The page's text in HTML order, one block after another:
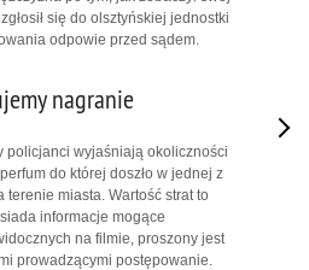
się do olsztyńskiej jednostki
odpowie przed sądem.
nagranie
policjanci wyjaśniają okoliczności
do której doszło w jednej z
terenie miasta. Wartość strat to
informacje mogące
na filmie, proszony jest
prowadzącymi postępowanie.